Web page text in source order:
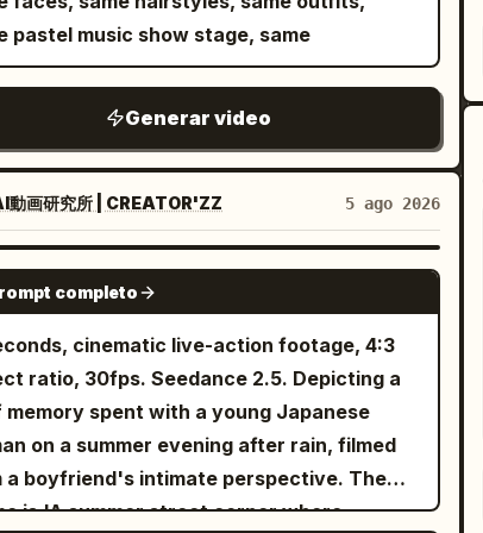
three small consecutive bows. The
is like someone repeatedly apologizing to
after making a mistake. The dog
paw, briefly raises its right front paw to its
with the pad facing the driver in a 'sorry,
me' gesture; while looking back at the
it continuously bows with hunched
then quickly puts its right paw back
handlebar. The bowing must be realistic
shoulders sink first, followed by the
with slight inertia in the ears and facial
mechanical nodding or cartoonish
The cat, shaken by the motorcycle's
sways left and right, immediately
tastes it, and gives a happy thumbs-up
00:24–00:27 Walks slowly
while carrying the empty coconut shell.
Stops beneath tall coconut trees,
back toward the camera with a warm
waves, and says, "See you in my next
Bye!" before naturally ending the
only: birds, palm
rustling, village conversations, coconut
sounds, footsteps, breeze, insects,
laughter. No background music,
logos, or watermarks. The footage
feel exactly like a genuine late-2000s
flip-camera vacation vlog with
human movement and realistic
lips. Starts in a comfortable robe, then
sleeves and minimal accessories.
in the mirror while her stylist finishes her
VO: "Everything starts long before anyone
stylist fixing her final
Quiet room ambience. 3. Moving
watches the streets through the
quieter I become." 4. She looks down,
and smiles softly. 5. Empty venue
CHASE tests the microphone, her
echoes. VO: "It's strange how empty a
can feel just before it's full of people." 6.
pastel music show stage, same
Generar video
動画研究所 | CREATOR'ZZ 5 ago 2026
SEEDANCE 2.0
completo
cinematic live-action footage, 4:3
ratio, 30fps. Seedance 2.5. Depicting a
memory spent with a young Japanese
on a summer evening after rain, filmed
a boyfriend's intimate perspective. The
is 'A summer street corner where